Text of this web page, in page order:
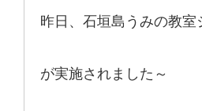
昨日、石垣島うみの教
が実施されました～